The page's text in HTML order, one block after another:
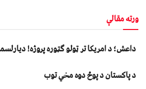
ورته مقالې
داعش؛ د امریکا تر ټولو ګټوره پروژه!
د پاکستان د پوځ دوه مخي توب